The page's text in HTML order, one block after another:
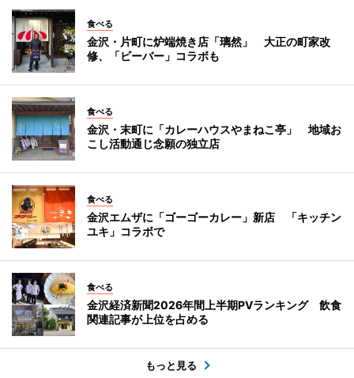
食べる
金沢・片町に炉端焼き店「璃然」 大正の町家改
修、「ビーバー」コラボも
食べる
金沢・末町に「カレーハウスやまねこ亭」 地域お
こし活動通じ念願の独立店
食べる
金沢エムザに「ゴーゴーカレー」新店 「キッチン
ユキ」コラボで
食べる
金沢経済新聞2026年間上半期PVランキング 飲食
関連記事が上位を占める
もっと見る